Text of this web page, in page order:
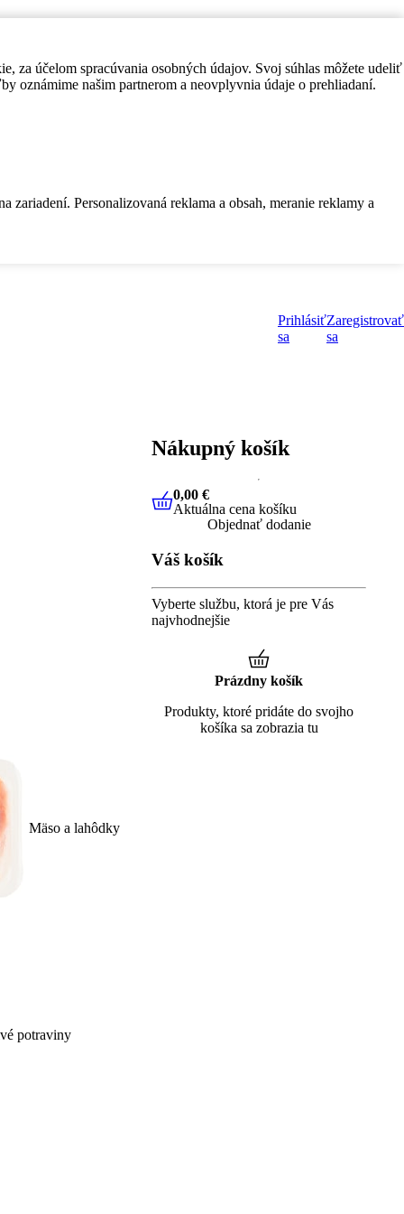
za účelom spracúvania osobných údajov. Svoj súhlas môžete udeliť
oznámime našim partnerom a neovplyvnia údaje o prehliadaní.
Personalizovaná reklama a obsah, meranie reklamy a
Prihlásiť
sa
Zaregistrovať
sa
Mäso a lahôdky
potraviny
Nákupný košík
0,00 €Aktuálna cena košíku
0,00 €
Aktuálna cena košíku
Objednať dodanie
Váš košík
Vyberte službu, ktorá je pre Vás
najvhodnejšie
Prázdny košík
Produkty, ktoré pridáte do svojho
košíka sa zobrazia tu